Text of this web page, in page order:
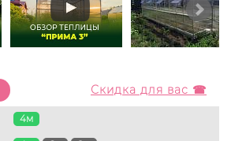
Скидка для вас ☎
4м